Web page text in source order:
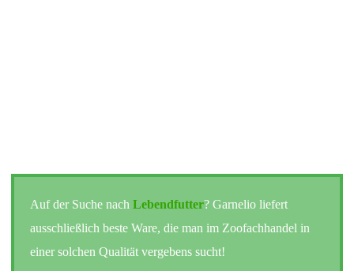
Auf der Suche nach Lebendfutter? Garnelio liefert
ausschließlich beste Ware, die man im Zoofachhandel in
einer solchen Qualität vergebens sucht!